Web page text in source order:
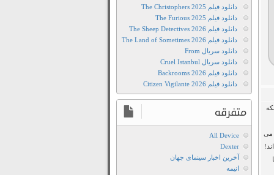
می
دانلود فیلم The Christophers 2025
دانلود فیلم The Furious 2025
دانلود فیلم The Sheep Detectives 2026
دانلود فیلم The Land of Sometimes 2026
دانلود سریال From
دانلود سریال Cruel Istanbul
دانلود فیلم Backrooms 2026
دانلود فیلم Citizen Vigilante 2026
متفرقه
All Device
Dexter
آخرین اخبار سینمای جهان
انیمه